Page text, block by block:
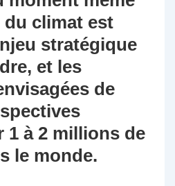
climat est
stratégique
et les
de
1 à 2 millions de
le monde.